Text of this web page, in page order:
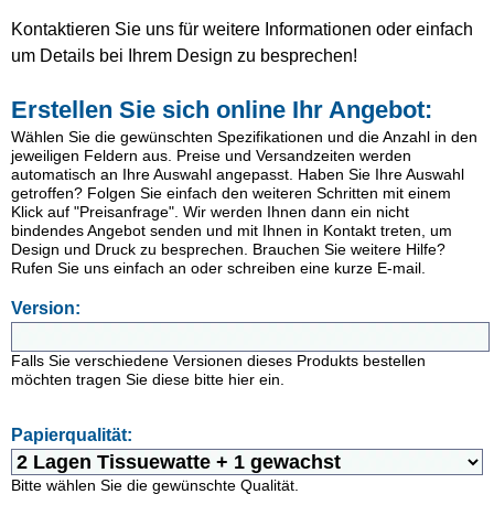
Kontaktieren Sie uns für weitere Informationen oder einfach
um Details bei Ihrem Design zu besprechen!
Erstellen Sie sich online Ihr Angebot:
Wählen Sie die gewünschten Spezifikationen und die Anzahl in den
jeweiligen Feldern aus. Preise und Versandzeiten werden
automatisch an Ihre Auswahl angepasst. Haben Sie Ihre Auswahl
getroffen? Folgen Sie einfach den weiteren Schritten mit einem
Klick auf "Preisanfrage". Wir werden Ihnen dann ein nicht
bindendes Angebot senden und mit Ihnen in Kontakt treten, um
Design und Druck zu besprechen. Brauchen Sie weitere Hilfe?
Rufen Sie uns einfach an oder schreiben eine kurze E-mail.
Version:
Falls Sie verschiedene Versionen dieses Produkts bestellen
möchten tragen Sie diese bitte hier ein.
Papierqualität:
Bitte wählen Sie die gewünschte Qualität.